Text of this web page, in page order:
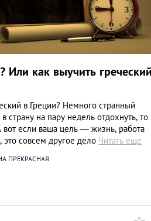
Или как выучить
в Греции? Немного странный
страну на пару недель отдохнуть, то
вот если ваша цель — жизнь, работа
это совсем другое дело Читать еще
ПРЕКРАСНАЯ